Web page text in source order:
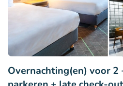
Overnachting(en) voor 2